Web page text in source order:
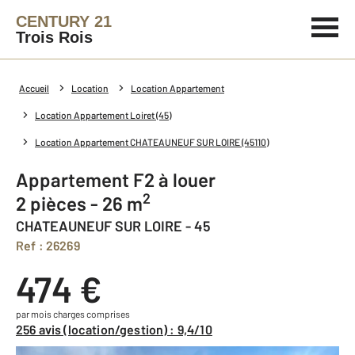
CENTURY 21
Trois Rois
Accueil Location Location Appartement
Location Appartement Loiret (45)
Location Appartement CHATEAUNEUF SUR LOIRE (45110)
Appartement F2 à louer
2 pièces - 26 m2
CHATEAUNEUF SUR LOIRE - 45
Ref : 26269
474 €
par mois charges comprises
256 avis (location/gestion) : 9,4/10